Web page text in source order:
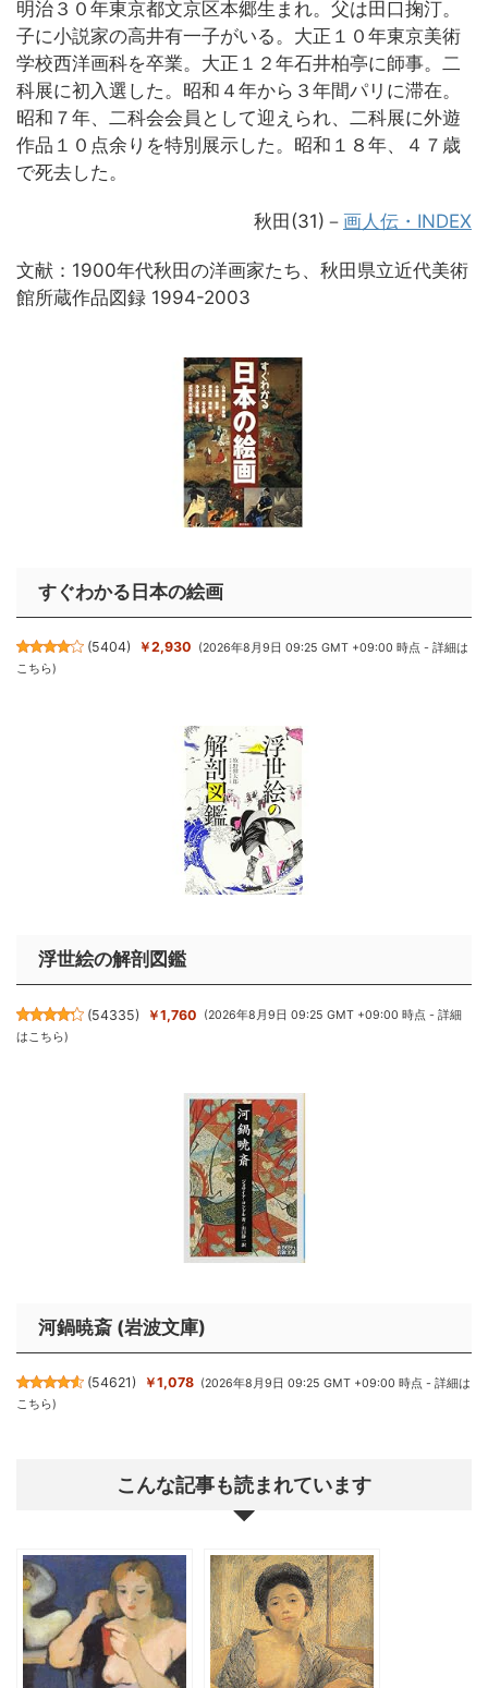
明治３０年東京都文京区本郷生まれ。父は田口掬汀。
子に小説家の高井有一子がいる。大正１０年東京美術
学校西洋画科を卒業。大正１２年石井柏亭に師事。二
科展に初入選した。昭和４年から３年間パリに滞在。
昭和７年、二科会会員として迎えられ、二科展に外遊
作品１０点余りを特別展示した。昭和１８年、４７歳
で死去した。
秋田(31)－ 画人伝・INDEX
文献：1900年代秋田の洋画家たち、秋田県立近代美術
館所蔵作品図録 1994-2003
すぐわかる日本の絵画
(5404) ￥2,930 (2026年8月9日 09:25 GMT +09:00 時点 -詳細は
こちら)
浮世絵の解剖図鑑
(54335) ￥1,760 (2026年8月9日 09:25 GMT +09:00 時点 -詳細
はこちら)
河鍋暁斎 (岩波文庫)
(54621) ￥1,078 (2026年8月9日 09:25 GMT +09:00 時点 -詳細は
こちら)
こんな記事も読まれています